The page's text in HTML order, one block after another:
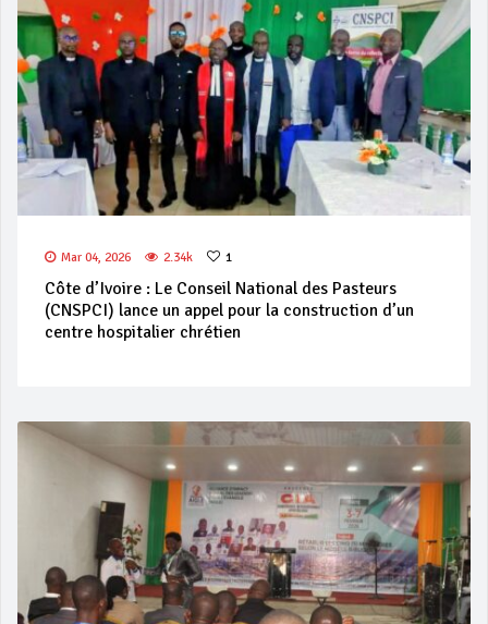
Mar 04, 2026 2.34k 1
Côte d’Ivoire : Le Conseil National des Pasteurs
(CNSPCI) lance un appel pour la construction d’un
centre hospitalier chrétien